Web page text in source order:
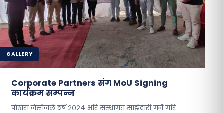
GALLERY
Corporate Partners संग MoU Signing
कार्यक्रम सम्पन्न
पोखरा जेसीजले बर्ष २०२४ भरि सस्थागत साझेदारी गर्ने गरि